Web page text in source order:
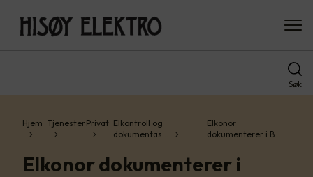
Søk
Hjem TjenesterPrivat Elkontroll og
dokumentas…
Elkonor
dokumenterer i B…
Elkonor dokumenterer i